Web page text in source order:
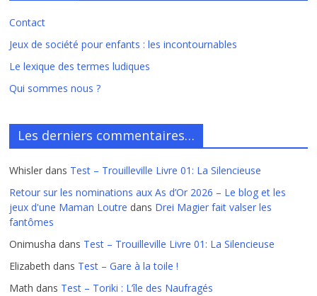
Contact
Jeux de société pour enfants : les incontournables
Le lexique des termes ludiques
Qui sommes nous ?
Les derniers commentaires…
Whisler dans Test – Trouilleville Livre 01: La Silencieuse
Retour sur les nominations aux As d’Or 2026 – Le blog et les
jeux d'une Maman Loutre dans Drei Magier fait valser les
fantômes
Onimusha dans Test – Trouilleville Livre 01: La Silencieuse
Elizabeth dans Test – Gare à la toile !
Math dans Test – Toriki : L’île des Naufragés